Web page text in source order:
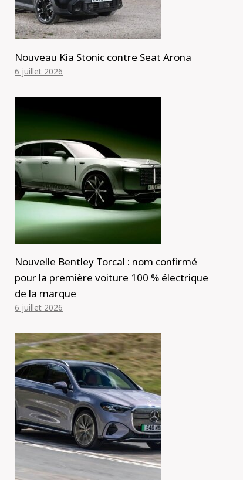
Nouveau Kia Stonic contre Seat Arona
6 juillet 2026
Nouvelle Bentley Torcal : nom confirmé
pour la première voiture 100 % électrique
de la marque
6 juillet 2026